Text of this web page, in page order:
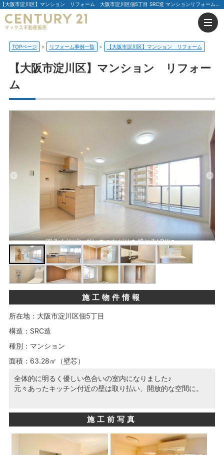
【大阪市淀川区】マンション リフォーム 大阪市淀川区佃5丁目 SRC造 マンションリフォーム事例 | 大阪（門真市・大阪市・豊中市）の不動産はセンチュリー21マックス不動産販売
TOPページ リフォーム事例一覧 【大阪市淀川区】マンション リフォーム
【大阪市淀川区】マンション リフォー
ム
食洗器付きなので後片付けラクラク。
施工物件情報
所在地：大阪市淀川区佃5丁目
構造：SRC造
種別：マンション
面積：63.28㎡（壁芯）
全体的に明るく優しい色合いの室内になりました♪
元々あったキッチン付近の壁は取り払い、開放的な空間に。
施工前写真